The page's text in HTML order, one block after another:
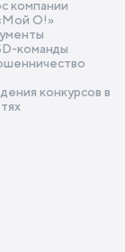
компании
О!»
команды
конкурсов в